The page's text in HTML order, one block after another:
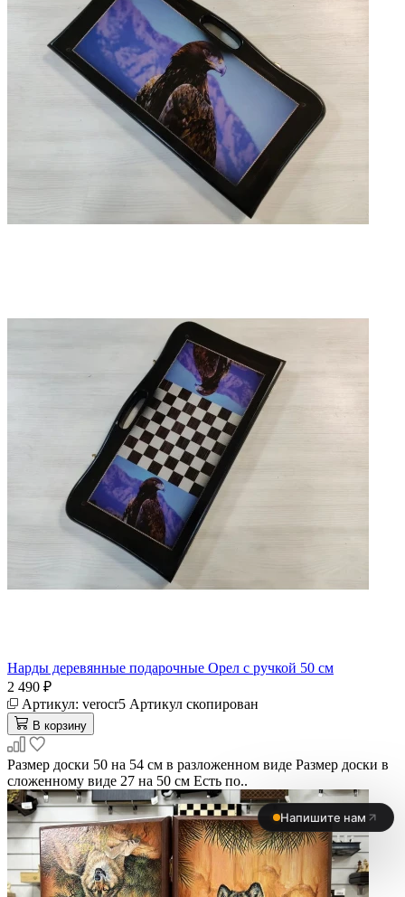
Нарды деревянные подарочные Орел с ручкой 50 см
2 490 ₽
Артикул: verocr5 Артикул скопирован
В корзину
Размер доски 50 на 54 см в разложенном виде Размер доски в
сложенному виде 27 на 50 см Есть по..